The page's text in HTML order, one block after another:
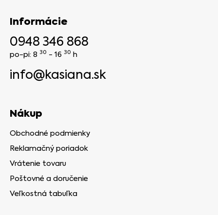
Informácie
0948 346 868
po-pi: 8 30 - 16 30 h
info@kasiana.sk
Nákup
Obchodné podmienky
Reklamačný poriadok
Vrátenie tovaru
Poštovné a doručenie
Veľkostná tabuľka